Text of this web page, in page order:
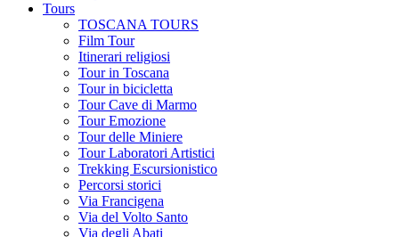
Tours
TOSCANA TOURS
Film Tour
Itinerari religiosi
Tour in Toscana
Tour in bicicletta
Tour Cave di Marmo
Tour Emozione
Tour delle Miniere
Tour Laboratori Artistici
Trekking Escursionistico
Percorsi storici
Via Francigena
Via del Volto Santo
Via degli Abati